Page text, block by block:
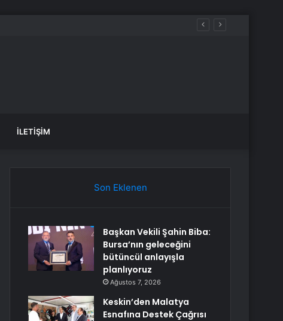
İLETIŞIM
Son Eklenen
Başkan Vekili Şahin Biba:
Bursa’nın geleceğini
bütüncül anlayışla
planlıyoruz
Ağustos 7, 2026
Keskin’den Malatya
Esnafına Destek Çağrısı